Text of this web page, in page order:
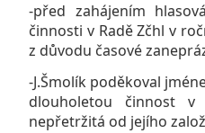
-před zahájením
činnosti v Radě Zčhl v
z důvodu časové
-J.Šmolík poděkoval
dlouholetou činnost
nepřetržitá od jejího